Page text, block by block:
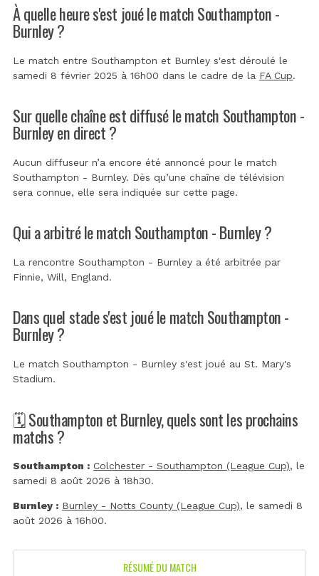
À quelle heure s'est joué le match Southampton -
Burnley ?
Le match entre Southampton et Burnley s'est déroulé le
samedi 8 février 2025 à 16h00 dans le cadre de la FA Cup.
Sur quelle chaîne est diffusé le match Southampton -
Burnley en direct ?
Aucun diffuseur n’a encore été annoncé pour le match
Southampton - Burnley. Dès qu’une chaîne de télévision
sera connue, elle sera indiquée sur cette page.
Qui a arbitré le match Southampton - Burnley ?
La rencontre Southampton - Burnley a été arbitrée par
Finnie, Will, England.
Dans quel stade s'est joué le match Southampton -
Burnley ?
Le match Southampton - Burnley s'est joué au St. Mary's
Stadium.
🗓️ Southampton et Burnley, quels sont les prochains
matchs ?
Southampton : Colchester - Southampton (League Cup), le
samedi 8 août 2026 à 18h30.
Burnley : Burnley - Notts County (League Cup), le samedi 8
août 2026 à 16h00.
RÉSUMÉ DU MATCH